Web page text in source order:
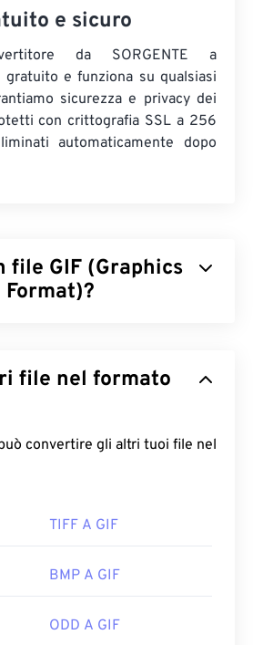
e sicuro
da SORGENTE a
gratuito e funziona su qualsiasi
sicurezza e privacy dei
con crittografia SSL a 256
automaticamente dopo
file GIF (Graphics
utilizzando ilmodello di
e supporta l'animazione senza
del GIF è in forma animata
un file GIF?
un netto vantaggio
file nel formato
convertire gli altri tuoi file nel
TIFF A GIF
BMP A GIF
ODD A GIF